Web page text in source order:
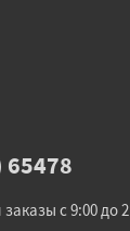
65478
с 9:00 до